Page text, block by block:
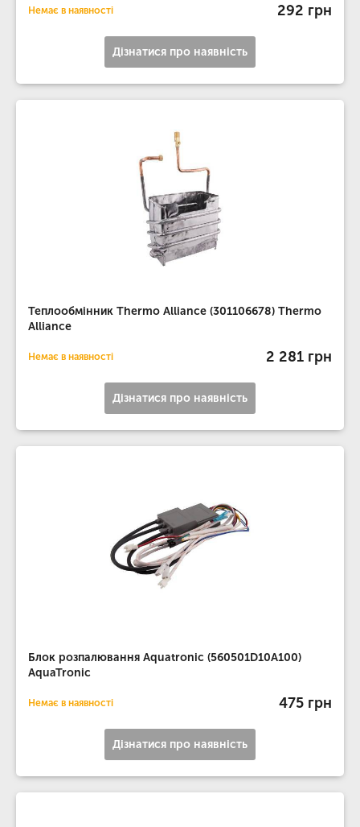
Немає в наявності 292 грн
Дізнатися про наявність
Теплообмінник Thermo Alliance (301106678) Thermo
Alliance
Немає в наявності 2 281 грн
Дізнатися про наявність
Блок розпалювання Aquatronic (560501D10A100)
AquaTronic
Немає в наявності 475 грн
Дізнатися про наявність